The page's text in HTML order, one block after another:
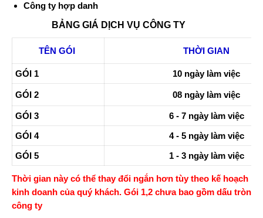
Công ty hợp danh
BẢNG GIÁ DỊCH VỤ CÔNG TY
TÊN GÓI THỜI GIAN
GÓI 1 10 ngày làm việc
GÓI 2 08 ngày làm việc
GÓI 3
6 - 7 ngày làm việc
GÓI 4
4 - 5 ngày làm việc
GÓI 5
1 - 3 ngày làm việc
Thời gian này có thể thay đổi ngắn hơn tùy theo kế hoạch
kinh doanh của quý khách. Gói 1,2 chưa bao gồm dấu tròn
công ty